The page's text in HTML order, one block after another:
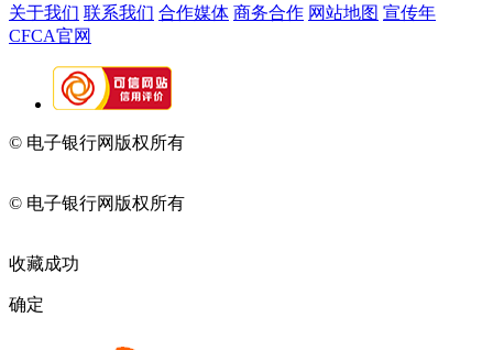
关于我们 联系我们 合作媒体 商务合作 网站地图 宣传年
CFCA官网
© 电子银行网版权所有
© 电子银行网版权所有
收藏成功
确定